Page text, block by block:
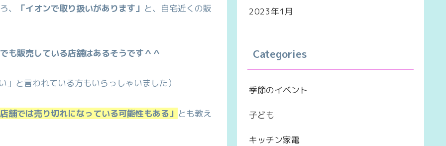
、 「イオンで取り扱いがあります」 と、自宅近くの販
も販売している店舗はあるそうです＾＾
と言われている方もいらっしゃいました）
舗では売り切れになっている可能性もある」 とも教え
2023年1月
Categories
季節のイベント
子ども
キッチン家電